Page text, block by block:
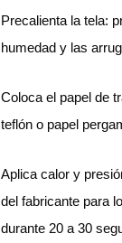
Precalienta la tela:
humedad y las
Coloca el papel de
teflón o papel
Aplica calor y
del fabricante para
durante 20 a 30